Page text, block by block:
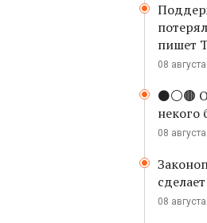
пишет
08
⚫️⚪️🟤
некого
08
08